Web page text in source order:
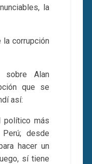
la
la corrupción
sobre Alan
que se
así:
político más
desde
hacer un
sí tiene